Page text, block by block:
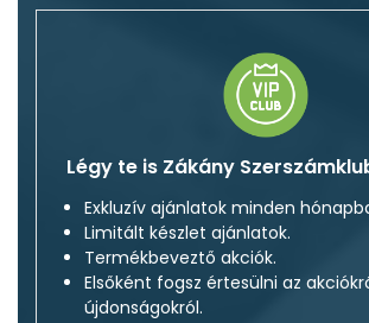
Légy te is Zákány
Exkluzív ajánlatok minden
Limitált készlet ajánlatok.
Termékbeveztő akciók.
Elsőként fogsz értesülni az
újdonságokról.